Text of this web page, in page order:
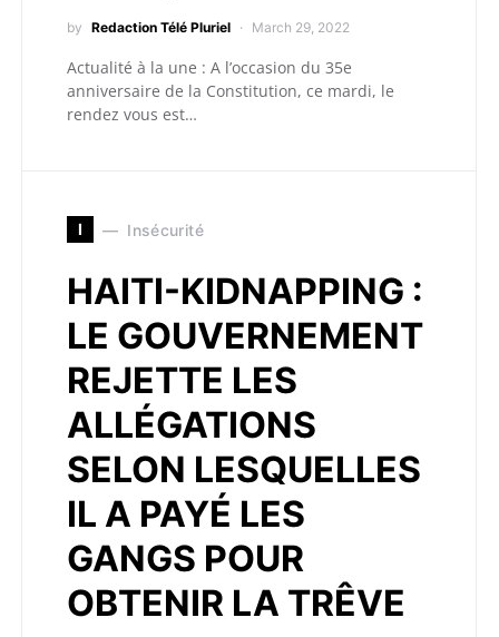
by Redaction Télé Pluriel March 29, 2022
Actualité à la une : A l’occasion du 35e
anniversaire de la Constitution, ce mardi, le
rendez vous est…
I Insécurité
HAITI-KIDNAPPING :
LE GOUVERNEMENT
REJETTE LES
ALLÉGATIONS
SELON LESQUELLES
IL A PAYÉ LES
GANGS POUR
OBTENIR LA TRÊVE